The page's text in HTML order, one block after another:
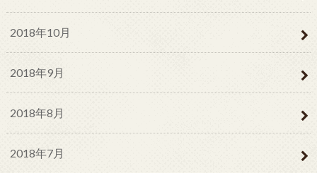
2018年10月
2018年9月
2018年8月
2018年7月